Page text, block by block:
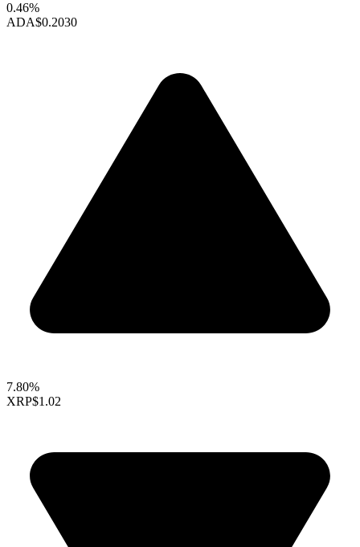
0.46%
ADA$0.2030
7.80%
XRP$1.02